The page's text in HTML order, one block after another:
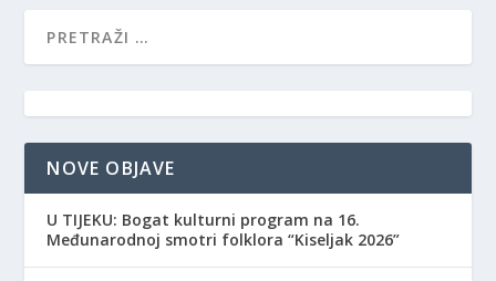
NOVE OBJAVE
​U TIJEKU: Bogat kulturni program na 16.
Međunarodnoj smotri folklora “Kiseljak 2026”